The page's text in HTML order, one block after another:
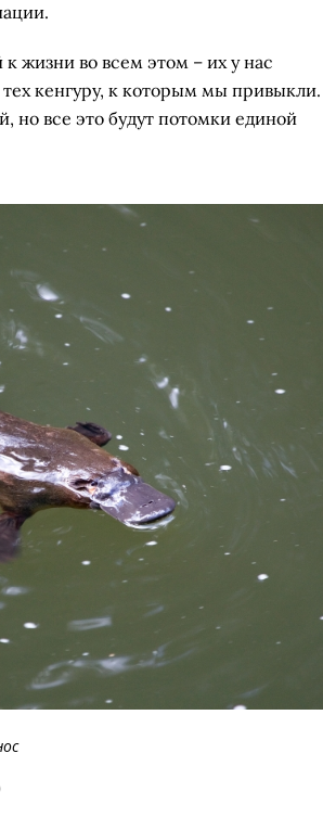
жизни во всем этом – их у нас
кенгуру, к которым мы привыкли.
но все это будут потомки единой